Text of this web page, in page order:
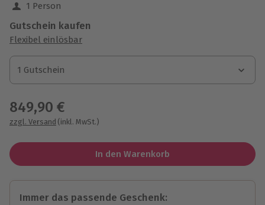
1 Person
Gutschein kaufen
Flexibel einlösbar
1 Gutschein
1 Gutschein
1 Gutschein
849,90 €
zzgl. Versand (inkl. MwSt.)
In den Warenkorb
Immer das passende Geschenk: